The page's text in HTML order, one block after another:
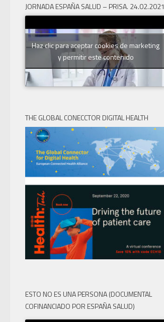
JORNADA ESPAÑA SALUD – PRISA. 24.02.2021
Haz clic para aceptar cookies de marketing
y permitir este contenido
THE GLOBAL CONECCTOR DIGITAL HEALTH
ESTO NO ES UNA PERSONA (DOCUMENTAL
COFINANCIADO POR ESPAÑA SALUD)